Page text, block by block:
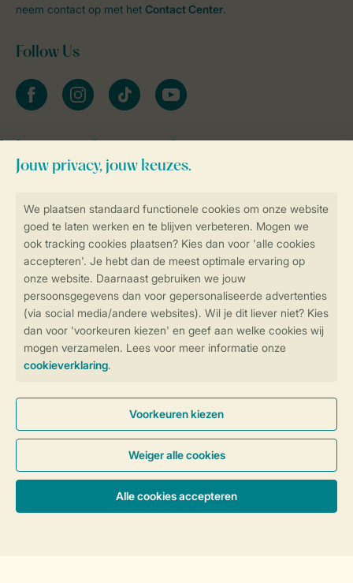
Controle over jouw gegevens &
privacy
Instellingen wijzigen
Veilig en snel online boeken
Veilige gegevensoverdracht
Veilige betaling
neem contact op met het Contact Center.
Follow Us
facebookinstagramtiktok youtube